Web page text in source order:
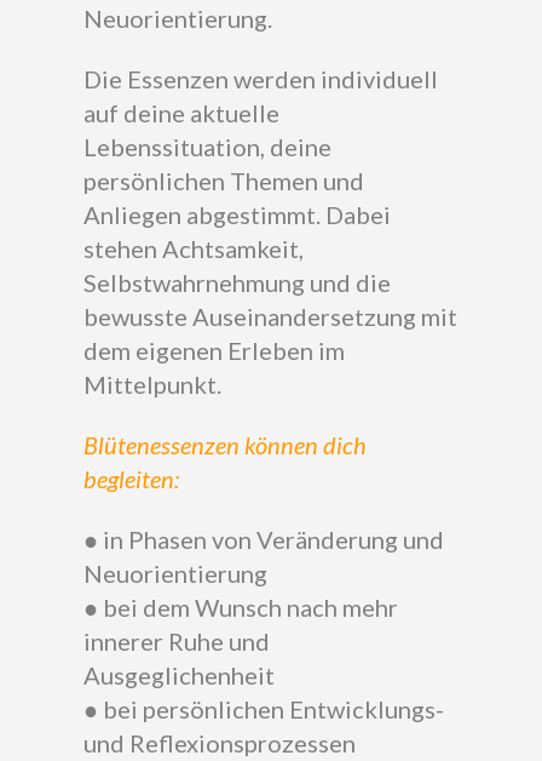
Neuorientierung.
Die Essenzen werden individuell
auf deine aktuelle
Lebenssituation, deine
persönlichen Themen und
Anliegen abgestimmt. Dabei
stehen Achtsamkeit,
Selbstwahrnehmung und die
bewusste Auseinandersetzung mit
dem eigenen Erleben im
Mittelpunkt.
Blütenessenzen können dich
begleiten:
● in Phasen von Veränderung und
Neuorientierung
● bei dem Wunsch nach mehr
innerer Ruhe und
Ausgeglichenheit
● bei persönlichen Entwicklungs-
und Reflexionsprozessen